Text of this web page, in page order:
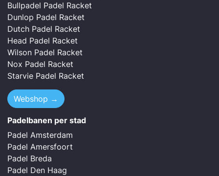
Bullpadel Padel Racket
Dunlop Padel Racket
Dutch Padel Racket
Head Padel Racket
Wilson Padel Racket
Nox Padel Racket
Starvie Padel Racket
Webshop →
Padelbanen per stad
Padel Amsterdam
Padel Amersfoort
Padel Breda
Padel Den Haag